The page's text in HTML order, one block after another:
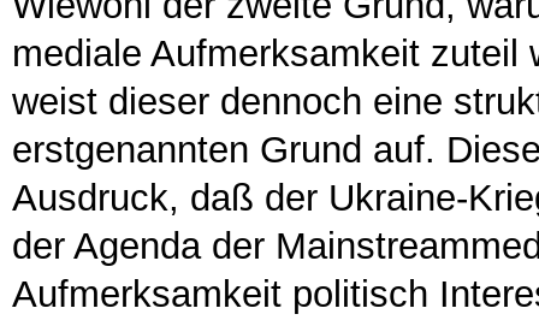
mediale Aufmerksamkeit
weist dieser dennoch eine
erstgenannten Grund auf.
Ausdruck, daß der Ukraine-
der Agenda der
Aufmerksamkeit politisch